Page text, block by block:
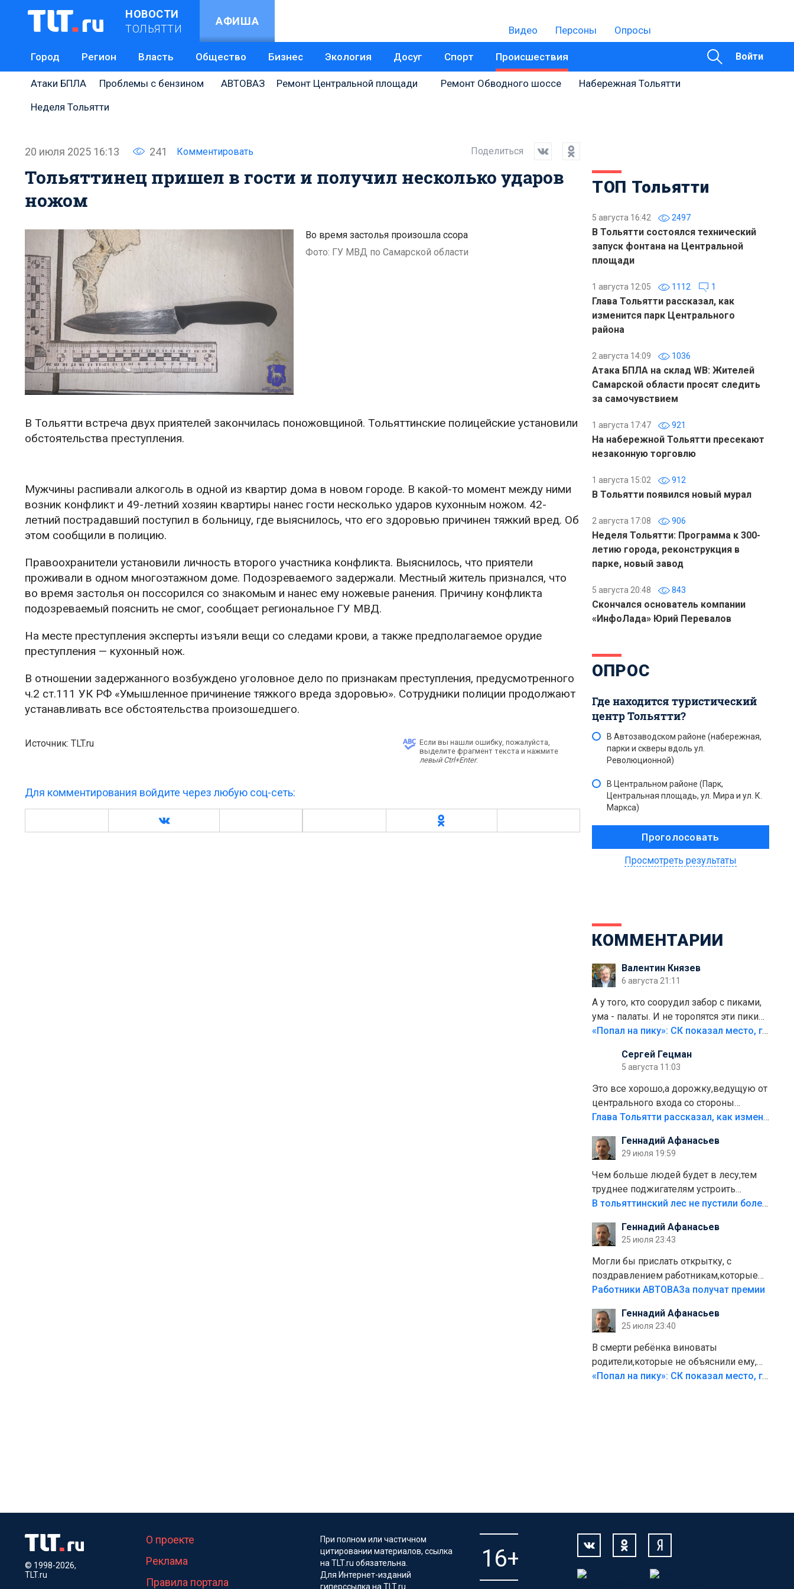
НОВОСТИ
ТОЛЬЯТТИ
АФИША
Видео Персоны Опросы
Город Регион Власть Общество Бизнес Экология Досуг Спорт Происшествия Войти
Атаки БПЛА Проблемы с бензином АВТОВАЗ Ремонт Центральной площади Ремонт Обводного шоссе
Набережная Тольятти
Неделя Тольятти
20 июля 2025 16:13 241 Комментировать Поделиться
Тольяттинец пришел в гости и получил несколько ударов
ножом
Во время застолья произошла ссора
Фото: ГУ МВД по Самарской области
В Тольятти встреча двух приятелей закончилась поножовщиной. Тольяттинские полицейские установили
обстоятельства преступления.
Мужчины распивали алкоголь в одной из квартир дома в новом городе. В какой-то момент между ними
возник конфликт и 49-летний хозяин квартиры нанес гости несколько ударов кухонным ножом. 42-
летний пострадавший поступил в больницу, где выяснилось, что его здоровью причинен тяжкий вред. Об
этом сообщили в полицию.
Правоохранители установили личность второго участника конфликта. Выяснилось, что приятели
проживали в одном многоэтажном доме. Подозреваемого задержали. Местный житель признался, что
во время застолья он поссорился со знакомым и нанес ему ножевые ранения. Причину конфликта
подозреваемый пояснить не смог, сообщает региональное ГУ МВД.
На месте преступления эксперты изъяли вещи со следами крови, а также предполагаемое орудие
преступления — кухонный нож.
В отношении задержанного возбуждено уголовное дело по признакам преступления, предусмотренного
ч.2 ст.111 УК РФ «Умышленное причинение тяжкого вреда здоровью». Сотрудники полиции продолжают
устанавливать все обстоятельства произошедшего.
Источник: TLT.ru
Если вы нашли ошибку, пожалуйста,
выделите фрагмент текста и нажмите
левый Ctrl+Enter.
Для комментирования войдите через любую соц-сеть:
ТОП Тольятти
5 августа 16:42 2497
В Тольятти состоялся технический
запуск фонтана на Центральной
площади
1 августа 12:05 1112 1
Глава Тольятти рассказал, как
изменится парк Центрального
района
2 августа 14:09 1036
Атака БПЛА на склад WB: Жителей
Самарской области просят следить
за самочувствием
1 августа 17:47 921
На набережной Тольятти пресекают
незаконную торговлю
1 августа 15:02 912
В Тольятти появился новый мурал
2 августа 17:08 906
Неделя Тольятти: Программа к 300-
летию города, реконструкция в
парке, новый завод
5 августа 20:48 843
Скончался основатель компании
«ИнфоЛада» Юрий Перевалов
ОПРОС
Где находится туристический
центр Тольятти?
В Автозаводском районе (набережная,
парки и скверы вдоль ул.
Революционной)
В Центральном районе (Парк,
Центральная площадь, ул. Мира и ул. К.
Маркса)
Просмотреть результаты
КОММЕНТАРИИ
Валентин Князев
6 августа 21:11
А у того, кто соорудил забор с пиками,
ума - палаты. И не торопятся эти пики
срезать
«Попал на пику»: СК показал место, где был смертельно травмирован ребенок в Тольятти
Сергей Гецман
5 августа 11:03
Это все хорошо,а дорожку,ведущую от
центрального входа со стороны
кафе"Мираж" к аттракционам слабо
плитки не хватило,т.к.осенью и зимой
лежала в парке и испортилась.Да
еще,видимо,часть украли.
Глава Тольятти рассказал, как изменится парк Центрального района
Геннадий Афанасьев
29 июля 19:59
Чем больше людей будет в лесу,тем
труднее поджигателям устроить
пожар.Тех кто разводит костры,тех
полно стоит,почему водители всё
равно едут в лес? Штрафы мизерные.
В тольяттинский лес не пустили более тысячи автомобилей
Геннадий Афанасьев
25 июля 23:43
Могли бы прислать открытку, с
поздравлением работникам,которые
больше сорока лет отработали на
Работники АВТОВАЗа получат премии
Геннадий Афанасьев
25 июля 23:40
В смерти ребёнка виноваты
родители,которые не объяснили ему,
что такое хорошо и что такое плохо!
«Попал на пику»: СК показал место, где был смертельно травмирован ребенок в Тольятти
© 1998-2026,
TLT.ru
О проекте
Реклама
Правила портала
При полном или частичном
цитировании материалов, ссылка
на TLT.ru обязательна.
Для Интернет-изданий
гиперссылка на TLT.ru